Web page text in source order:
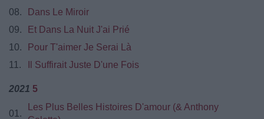
08.
Dans Le Miroir
09.
Et Dans La Nuit J'ai Prié
10.
Pour T'aimer Je Serai Là
11.
Il Suffirait Juste D'une Fois
2021 5
01.
Les Plus Belles Histoires D'amour (& Anthony